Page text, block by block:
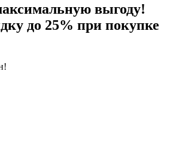
выгоду!
до 25% при покупке